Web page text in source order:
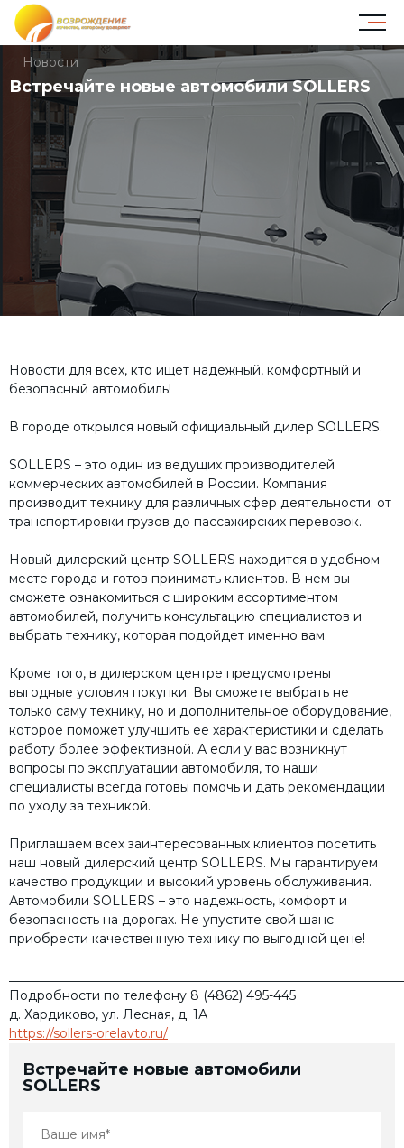
Новости
Встречайте новые автомобили SOLLERS
Новости для всех, кто ищет надежный, комфортный и
безопасный автомобиль!
В городе открылся новый официальный дилер SOLLERS.
SOLLERS – это один из ведущих производителей
коммерческих автомобилей в России. Компания
производит технику для различных сфер деятельности: от
транспортировки грузов до пассажирских перевозок.
Новый дилерский центр SOLLERS находится в удобном
месте города и готов принимать клиентов. В нем вы
сможете ознакомиться с широким ассортиментом
автомобилей, получить консультацию специалистов и
выбрать технику, которая подойдет именно вам.
Кроме того, в дилерском центре предусмотрены
выгодные условия покупки. Вы сможете выбрать не
только саму технику, но и дополнительное оборудование,
которое поможет улучшить ее характеристики и сделать
работу более эффективной. А если у вас возникнут
вопросы по эксплуатации автомобиля, то наши
специалисты всегда готовы помочь и дать рекомендации
по уходу за техникой.
Приглашаем всех заинтересованных клиентов посетить
наш новый дилерский центр SOLLERS. Мы гарантируем
качество продукции и высокий уровень обслуживания.
Автомобили SOLLERS – это надежность, комфорт и
безопасность на дорогах. Не упустите свой шанс
приобрести качественную технику по выгодной цене!
Подробности по телефону 8 (4862) 495-445
д. Хардиково, ул. Лесная, д. 1А
https://sollers-orelavto.ru/
Встречайте новые автомобили
SOLLERS